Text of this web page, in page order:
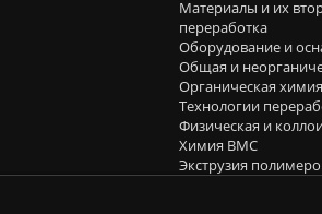
Материалы и их
переработка
Оборудование и
Общая и
Органическая химия
Технологии
Физическая и
Химия ВМС
Экструзия